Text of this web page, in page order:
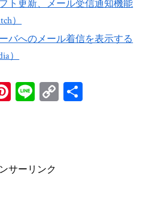
フト更新、メール受信通知機能
）
ーバへのメール着信を表示する
）
Pi
t
Li C
サーリンク